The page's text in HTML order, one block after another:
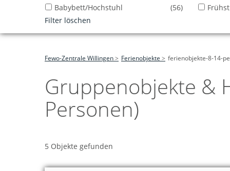
Babybett/Hochstuhl
(56)
Filter löschen
Fewo-Zentrale Willingen Ferienobjekte ferienobjekte-8-14-
Gruppenobjekte &
Personen)
5 Objekte gefunden